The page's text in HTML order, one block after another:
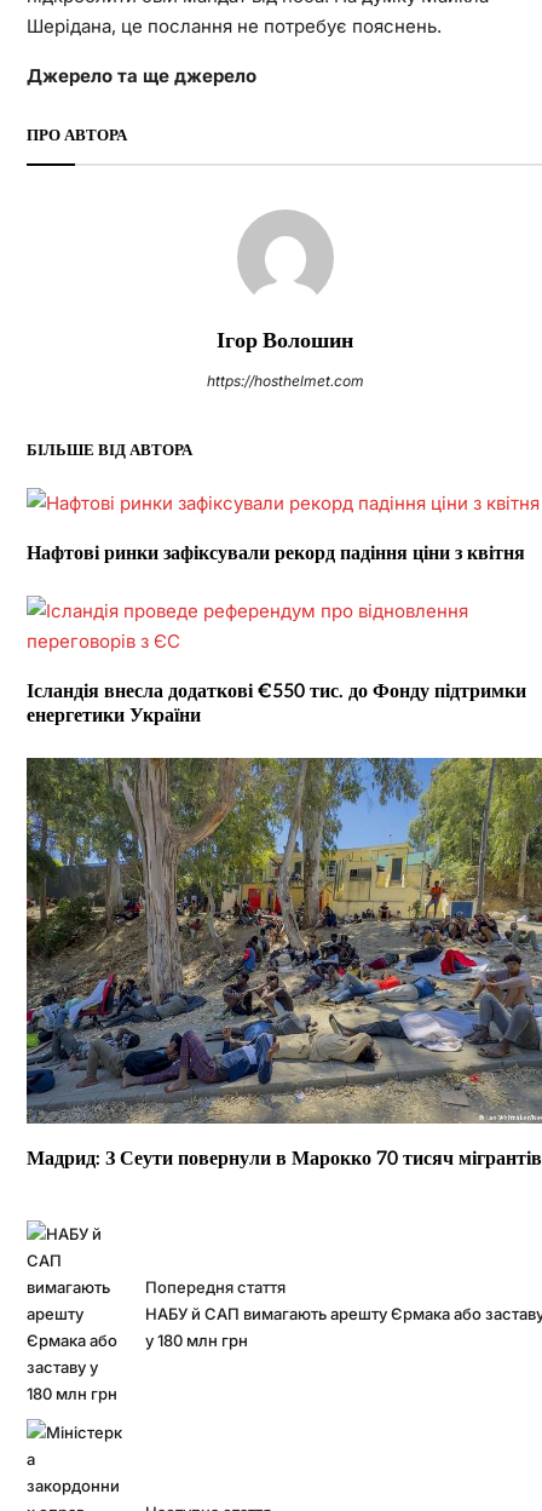
Шерідана, це послання не потребує пояснень.
Джерело та ще джерело
ПРО АВТОРА
Ігор Волошин
https://hosthelmet.com
БІЛЬШЕ ВІД АВТОРА
Нафтові ринки зафіксували рекорд падіння ціни з квітня
Ісландія внесла додаткові €550 тис. до Фонду підтримки
енергетики України
Мадрид: З Сеути повернули в Марокко 70 тисяч мігрантів
Попередня стаття
НАБУ й САП вимагають арешту Єрмака або
у 180 млн грн